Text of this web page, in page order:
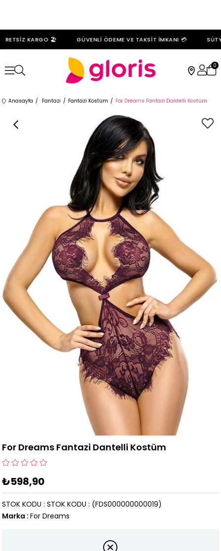
KARGO 🏖️ GÜVENLİ ÖDEME VE TAKSİT İMKANI 💳
0
Anasayfa Fantazi Fantazi Kostüm For Dreams Fantazi Dantelli Kostüm
For Dreams Fantazi Dantelli Kostüm
₺598,90
(FDS000000000019)
STOK KODU
STOK KODU
Marka : For Dreams